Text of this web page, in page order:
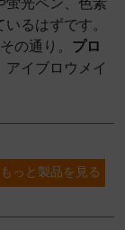
蛍光ペン、色素
るはずです。
の通り。 プロ
アイブロウメイ
もっと製品を見る